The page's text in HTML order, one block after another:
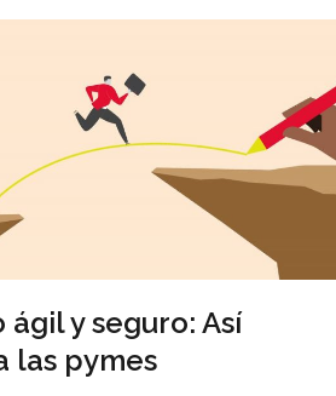
y seguro: Así
las pymes